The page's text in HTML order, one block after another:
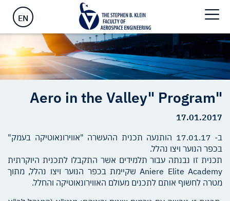
EN
"Aero in the Valley" Program
17.01.2017
ב- 17.01.17 הותנעה תכנית ההעשרה "אווירונאוטיקה בעמק"
בכפר הנוער ויצו נהלל.
תכנית זו נבנתה עבור תלמידים אשר התקבלו לתכנית היוקרתית
Aniere Elite Academy שקיימת בכפר הנוער ויצו נהלל, מתוך
מטרה לחשוף אותם לתכנים מעולם האווירונאוטיקה והחלל.